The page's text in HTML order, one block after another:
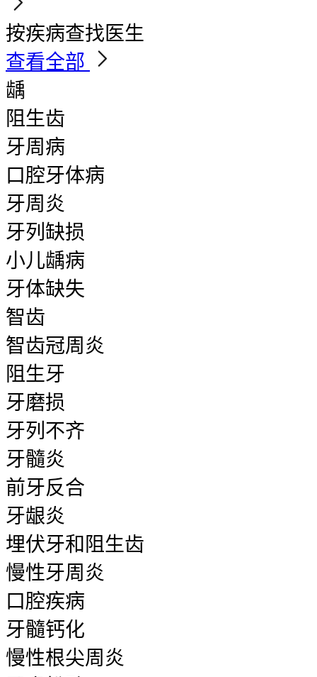
按疾病查找医生
查看全部
龋
阻生齿
牙周病
口腔牙体病
牙周炎
牙列缺损
小儿龋病
牙体缺失
智齿
智齿冠周炎
阻生牙
牙磨损
牙列不齐
牙髓炎
前牙反合
牙龈炎
埋伏牙和阻生齿
慢性牙周炎
口腔疾病
牙髓钙化
慢性根尖周炎